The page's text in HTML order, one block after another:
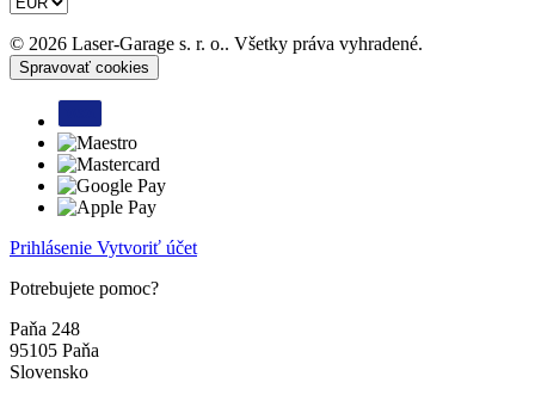
© 2026 Laser-Garage s. r. o.. Všetky práva vyhradené.
Spravovať cookies
Prihlásenie Vytvoriť účet
Potrebujete pomoc?
Paňa 248
95105 Paňa
Slovensko